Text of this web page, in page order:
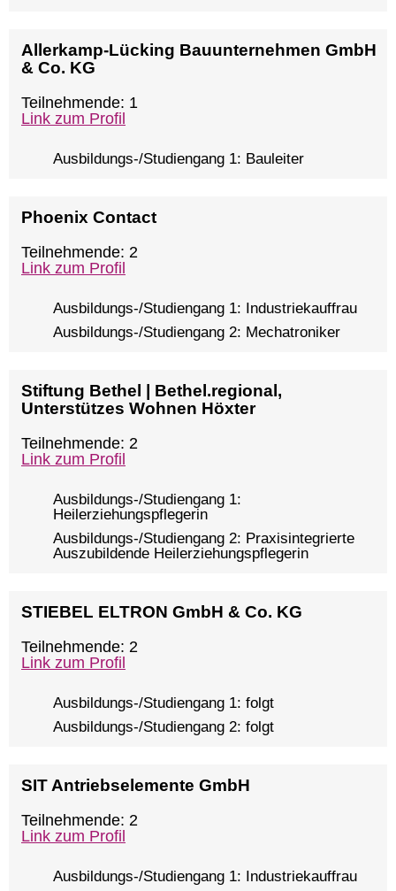
Allerkamp-Lücking Bauunternehmen GmbH
& Co. KG
Teilnehmende: 1
Link zum Profil
Ausbildungs-/Studiengang 1: Bauleiter
Phoenix Contact
Teilnehmende: 2
Link zum Profil
Ausbildungs-/Studiengang 1: Industriekauffrau
Ausbildungs-/Studiengang 2: Mechatroniker
Stiftung Bethel | Bethel.regional,
Unterstützes Wohnen Höxter
Teilnehmende: 2
Link zum Profil
Ausbildungs-/Studiengang 1:
Heilerziehungspflegerin
Ausbildungs-/Studiengang 2: Praxisintegrierte
Auszubildende Heilerziehungspflegerin
STIEBEL ELTRON GmbH & Co. KG
Teilnehmende: 2
Link zum Profil
Ausbildungs-/Studiengang 1: folgt
Ausbildungs-/Studiengang 2: folgt
SIT Antriebselemente GmbH
Teilnehmende: 2
Link zum Profil
Ausbildungs-/Studiengang 1: Industriekauffrau